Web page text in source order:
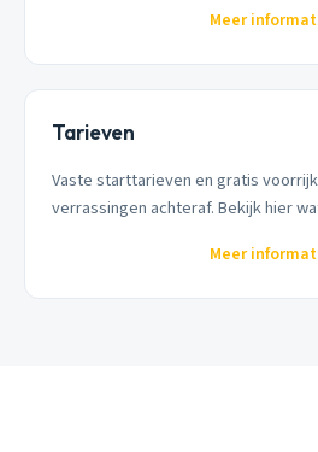
Meer
Tarieven
Vaste starttarieven en gratis
verrassingen achteraf. Bekijk hier
Meer